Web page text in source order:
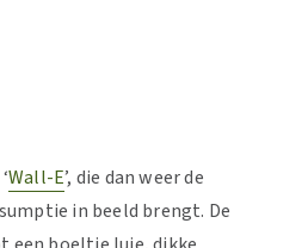
Wall-E’, die dan weer de
in beeld brengt. De